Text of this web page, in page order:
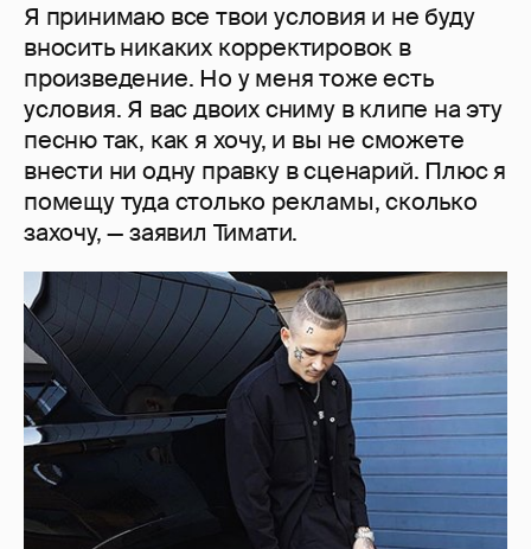
Я принимаю все твои условия и не буду
вносить никаких корректировок в
произведение. Но у меня тоже есть
условия. Я вас двоих сниму в клипе на эту
песню так, как я хочу, и вы не сможете
внести ни одну правку в сценарий. Плюс я
помещу туда столько рекламы, сколько
захочу, — заявил Тимати.